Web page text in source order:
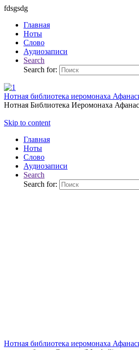
fdsgsdg
Главная
Ноты
Слово
Аудиозаписи
Search
Search for:
Нотная библиотека иеромонаха
Нотная Библиотека Иеромонаха
Skip to content
Главная
Ноты
Слово
Аудиозаписи
Search
Search for:
Нотная библиотека иеромонаха